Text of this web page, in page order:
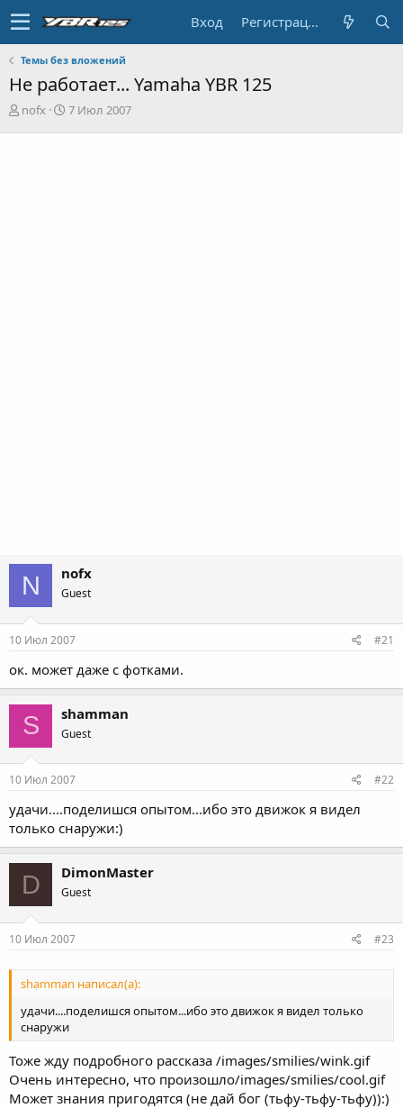
Вход Регистрация
Темы без вложений
Не работает... Yamaha YBR 125
А
nofx
Д
7 Июл 2007
N nofx
Guest
10 Июл 2007 #21
ок. может даже с фотками.
S shamman
Guest
10 Июл 2007 #22
удачи....поделишся опытом...ибо это движок я видел
только снаружи:)
D DimonMaster
Guest
10 Июл 2007 #23
shamman написал(а):
удачи....поделишся опытом...ибо это движок я видел только
снаружи
Тоже жду подробного рассказа /images/smilies/wink.gif
Очень интересно, что произошло/images/smilies/cool.gif
Может знания пригодятся (не дай бог (тьфу-тьфу-тьфу)):)